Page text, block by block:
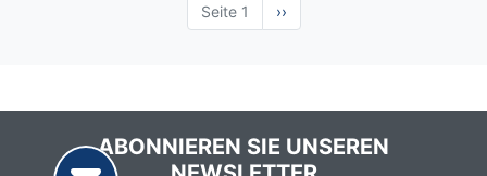
Seite 1
Nächste
Seite
››
ABONNIEREN SIE UNSEREN